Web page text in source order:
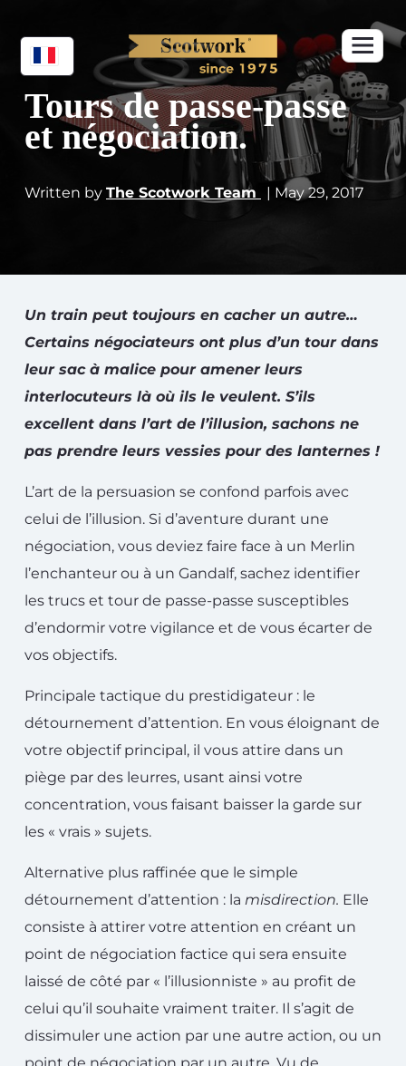
Tours de passe-passe
et négociation.
Written by The Scotwork Team | May 29, 2017
Un train peut toujours en cacher un autre…
Certains négociateurs ont plus d’un tour dans
leur sac à malice pour amener leurs
interlocuteurs là où ils le veulent. S’ils
excellent dans l’art de l’illusion, sachons ne
pas prendre leurs vessies pour des lanternes !
L’art de la persuasion se confond parfois avec
celui de l’illusion. Si d’aventure durant une
négociation, vous deviez faire face à un Merlin
l’enchanteur ou à un Gandalf, sachez identifier
les trucs et tour de passe-passe susceptibles
d’endormir votre vigilance et de vous écarter de
vos objectifs.
Principale tactique du prestidigateur : le
détournement d’attention. En vous éloignant de
votre objectif principal, il vous attire dans un
piège par des leurres, usant ainsi votre
concentration, vous faisant baisser la garde sur
les « vrais » sujets.
Alternative plus raffinée que le simple
détournement d’attention : la misdirection. Elle
consiste à attirer votre attention en créant un
point de négociation factice qui sera ensuite
laissé de côté par « l’illusionniste » au profit de
celui qu’il souhaite vraiment traiter. Il s’agit de
dissimuler une action par une autre action, ou un